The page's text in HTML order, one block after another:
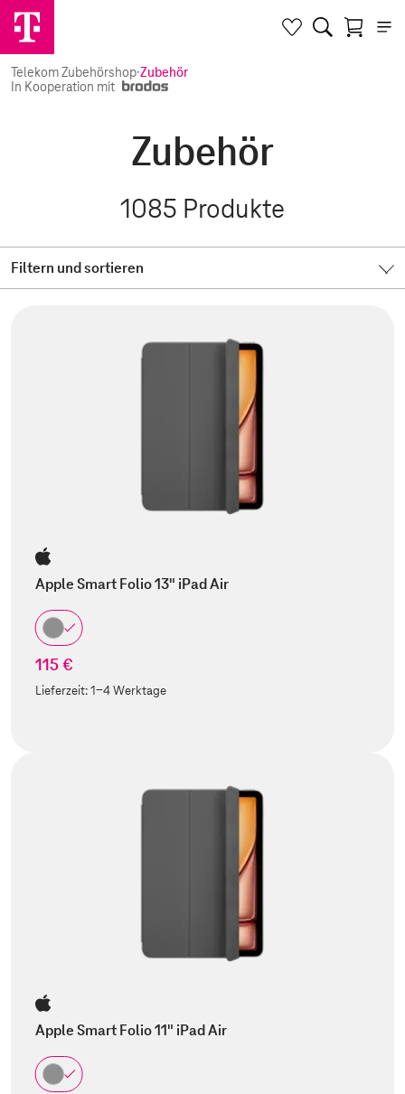
Telekom Zubehörshop·Zubehör
In Kooperation mit
Zubehör
1085 Produkte
Filtern und sortieren
Apple Smart Folio 13" iPad Air
115 €
Lieferzeit:1-4 Werktage
Apple Smart Folio 11" iPad Air